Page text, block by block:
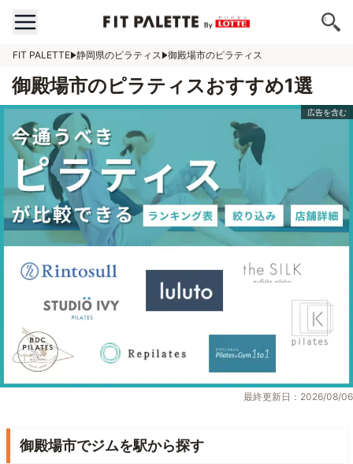
FIT PALETTE 静岡県のピラティス 御殿場市のピラティス
御殿場市のピラティスおすすめ1選
最終更新日：2026/08/06
御殿場市でジムを駅から探す